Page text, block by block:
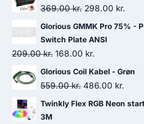
was:
is:
369.00kr. Original
price
was:
369.00 kr..
298.00 kr.
price
Glorious GMMK Pro 75% -
Switch Plate ANSI
209.00kr. Original
price
was:
168.00 kr.
price
is:
Glorious Coil Kabel - Grøn
559.00kr. Original
price
486.00 kr.
price
Twinkly Flex RGB Neon
3M